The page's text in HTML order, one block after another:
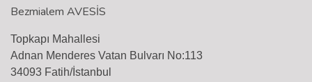
Bezmialem AVESİS
Topkapı Mahallesi
Adnan Menderes Vatan Bulvarı No:113
34093 Fatih/İstanbul